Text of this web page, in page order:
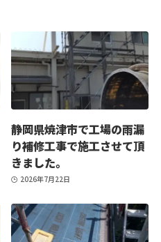
静岡県焼津市で工場の雨漏
り補修工事で施工させて頂
きました。
2026年7月22日